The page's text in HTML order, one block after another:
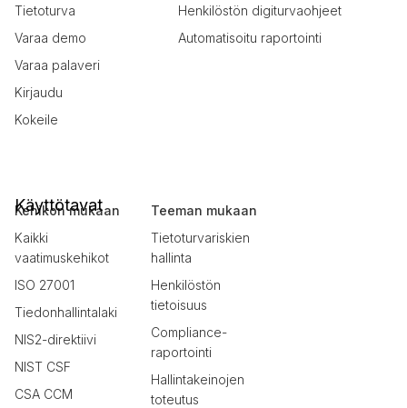
Tietoturva
Varaa demo
Varaa palaveri
Kirjaudu
Kokeile
Henkilöstön digiturvaohjeet
Automatisoitu raportointi
Käyttötavat
Kehikon mukaan
Kaikki
vaatimuskehikot
ISO 27001
Tiedonhallintalaki
NIS2-direktiivi
NIST CSF
CSA CCM
Teeman mukaan
Tietoturvariskien
hallinta
Henkilöstön
tietoisuus
Compliance-
raportointi
Hallintakeinojen
toteutus